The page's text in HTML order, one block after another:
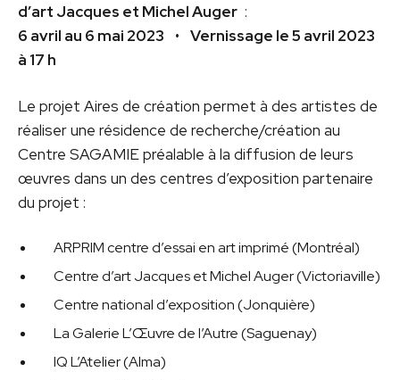
d’art Jacques et Michel Auger :
6 avril au 6 mai 2023 • Vernissage le 5 avril 2023
à 17 h
Le projet Aires de création permet à des artistes de
réaliser une résidence de recherche/création au
Centre SAGAMIE préalable à la diffusion de leurs
œuvres dans un des centres d’exposition partenaire
du projet :
ARPRIM centre d’essai en art imprimé (Montréal)
Centre d’art Jacques et Michel Auger (Victoriaville)
Centre national d’exposition (Jonquière)
La Galerie L’Œuvre de l’Autre (Saguenay)
IQ L’Atelier (Alma)